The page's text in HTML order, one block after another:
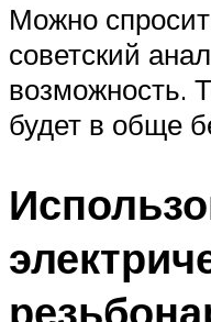
Можно
советский
возможность.
будет в обще